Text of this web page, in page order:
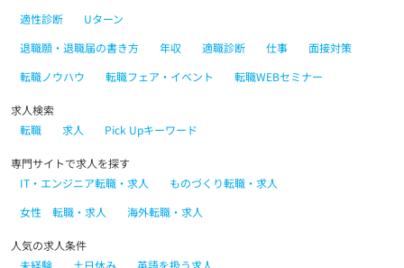
適性診断
Uターン
退職願・退職届の書き方
年収 適職診断 仕事
面接対策
転職ノウハウ
転職フェア・イベント 転職WEBセミナー
求人検索
転職
求人 Pick Upキーワード
専門サイトで求人を探す
IT・エンジニア転職・求人
ものづくり転職・求人
女性 転職・求人
海外転職・求人
人気の求人条件
未経験
土日休み 英語を扱う求人